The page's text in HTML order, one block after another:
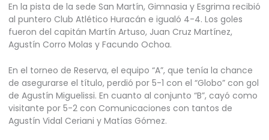
En la pista de la sede San Martín, Gimnasia y Esgrima recibió
al puntero Club Atlético Huracán e igualó 4-4. Los goles
fueron del capitán Martín Artuso, Juan Cruz Martínez,
Agustín Corro Molas y Facundo Ochoa.
En el torneo de Reserva, el equipo “A”, que tenía la chance
de asegurarse el título, perdió por 5-1 con el “Globo” con gol
de Agustín Miguelissi. En cuanto al conjunto “B”, cayó como
visitante por 5-2 con Comunicaciones con tantos de
Agustín Vidal Ceriani y Matías Gómez.